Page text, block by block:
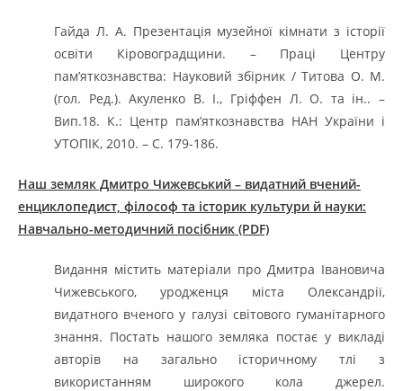
Гайда Л. А. Презентація музейної кімнати з історії
освіти Кіровоградщини. – Праці Центру
пам’яткознавства: Науковий збірник / Титова О. М.
(гол. Ред.). Акуленко В. І., Гріффен Л. О. та ін.. –
Вип.18. К.: Центр пам’яткознавства НАН України і
УТОПІК, 2010. – С. 179-186.
Наш земляк Дмитро Чижевський – видатний вчений-
енциклопедист, філософ та історик культури й науки:
Навчально-методичний посібник (PDF)
Видання містить матеріали про Дмитра Івановича
Чижевського, уродженця міста Олександрії,
видатного вченого у галузі світового гуманітарного
знання. Постать нашого земляка постає у викладі
авторів на загально історичному тлі з
використанням широкого кола джерел.